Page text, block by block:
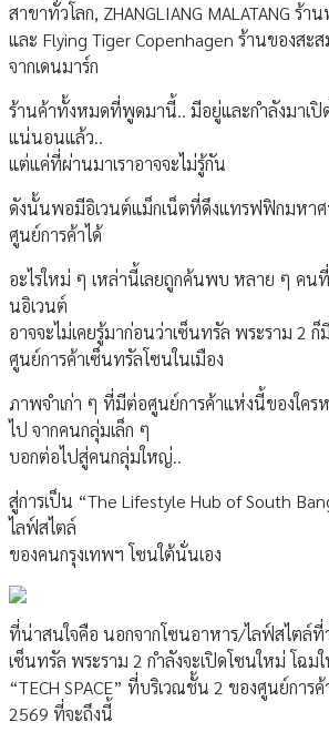
สาขาทั่วโลก, ZHANGLIANG MALATANG ร้
และ Flying Tiger Copenhagen ร้านของสะ
จากเดนมาร์ก
ร้านค้าทั้งหมดที่พูดมานี้.. มีอยู่และกำลังมาเปิ
แน่นอนแล้ว..
แต่แค่ที่ผ่านมาเราอาจจะไม่รู้กัน
ดังนั้นพอมีอิเวนต์แม็กเน็ตที่ดึงแทรฟฟิกมหาศ
ศูนย์การค้าได้
อะไรใหม่ ๆ เหล่านี้เลยถูกค้นพบ หลาย ๆ คนที่
นอิเวนต์
อาจจะไม่เคยรู้มาก่อนว่าเซ็นทรัล พระราม 2
ศูนย์การค้าเซ็นทรัลโซนในเมือง
ภาพจำเก่า ๆ ที่มีต่อศูนย์การค้าแห่งนี้ของใคร
ไป จากคนกลุ่มเล็ก ๆ
บอกต่อไปสู่คนกลุ่มใหญ่..
สู่การเป็น “The Lifestyle Hub of South
ไลฟ์สไตล์
ของคนกรุงเทพฯ โซนใต้นั่นเอง
ที่น่าสนใจคือ นอกจากโซนอาหาร/ไลฟ์สไตล์
เซ็นทรัล พระราม 2 กำลังจะเปิดโซนใหม่ โฉม
“TECH SPACE” ที่บริเวณชั้น 2 ของศูนย์การ
2569 ที่จะถึงนี้